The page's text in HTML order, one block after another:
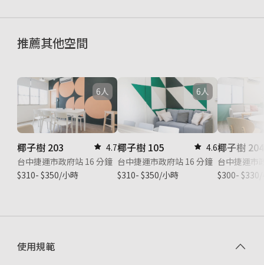
推薦其他空間
6人
椰子樹 203
4.7
台中捷運市政府站 16 分鐘
$310- $350/小時
6人
椰子樹 105
4.6
台中捷運市政府站 16 分鐘
$310- $350/小時
椰子樹 204
台中捷運市
$300-
使用規範